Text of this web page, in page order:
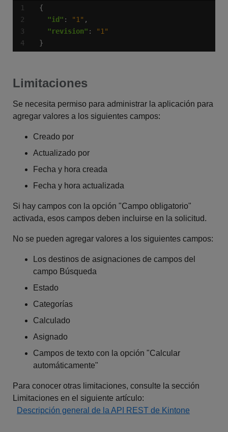
4
"id" : "1"
"revision" :
"1"
}
Limitaciones
Se necesita permiso para administrar la aplicación para
agregar valores a los siguientes campos:
Creado por
Actualizado por
Fecha y hora creada
Fecha y hora actualizada
Si hay campos con la opción "Campo obligatorio"
activada, esos campos deben incluirse en la solicitud.
No se pueden agregar valores a los siguientes campos:
Los destinos de asignaciones de campos del
campo Búsqueda
Estado
Categorías
Calculado
Asignado
Campos de texto con la opción "Calcular
automáticamente"
Para conocer otras limitaciones, consulte la sección
Limitaciones en el siguiente artículo:
Descripción general de la API REST de Kintone